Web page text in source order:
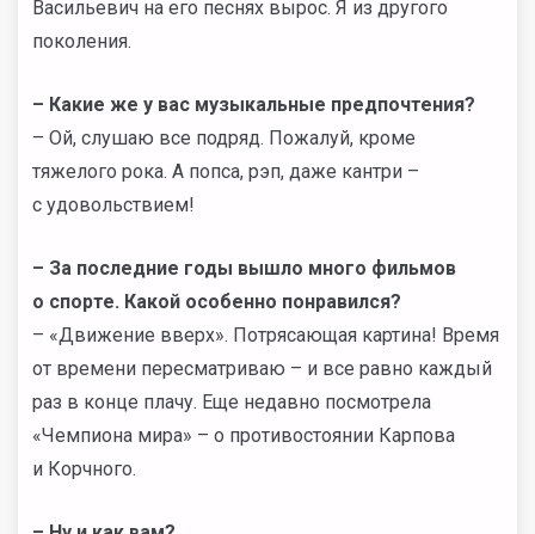
Васильевич на его песнях вырос. Я из другого
поколения.
– Какие же у вас музыкальные предпочтения?
– Ой, слушаю все подряд. Пожалуй, кроме
тяжелого рока. А попса, рэп, даже кантри –
с удовольствием!
– За последние годы вышло много фильмов
о спорте. Какой особенно понравился?
– «Движение вверх». Потрясающая картина! Время
от времени пересматриваю – и все равно каждый
раз в конце плачу. Еще недавно посмотрела
«Чемпиона мира» – о противостоянии Карпова
и Корчного.